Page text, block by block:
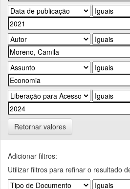
Retornar valores
Adicionar filtros:
Utilizar filtros para refinar o resultado